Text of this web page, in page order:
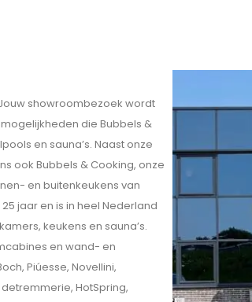
showroombezoek wordt
die Bubbels &
en sauna’s. Naast onze
ook Bubbels & Cooking, onze
en buitenkeukens van
jaar en is in heel Nederland
keukens en sauna’s.
en wand- en
Piúesse, Novellini,
HotSpring,